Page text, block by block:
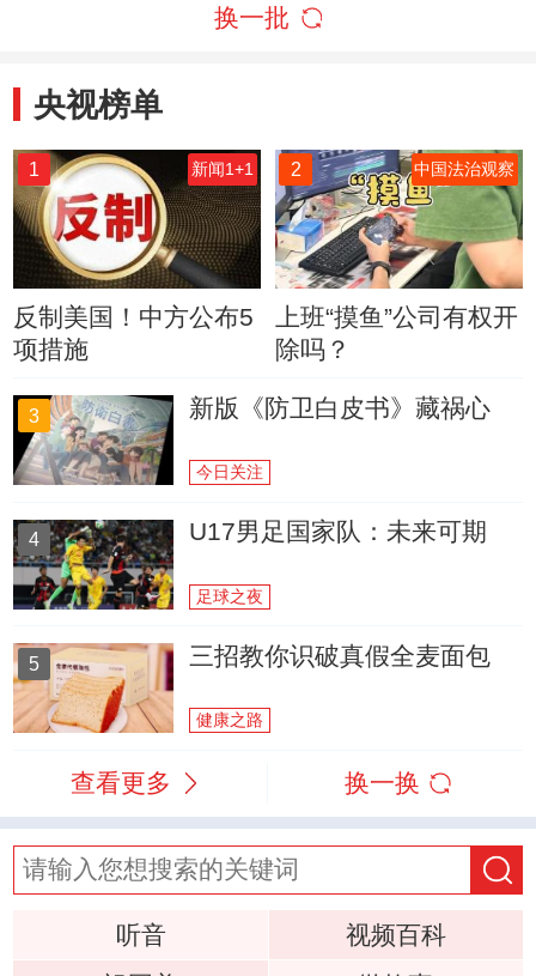
换一批
央视榜单
1 新闻1+1
反制美国！中方公布5
项措施
2 中国法治观察
上班“摸鱼”公司有权开
除吗？
3 新版《防卫白皮书》藏祸心
今日关注
4 U17男足国家队：未来可期
足球之夜
5 三招教你识破真假全麦面包
健康之路
查看更多 换一换
听音
视频百科